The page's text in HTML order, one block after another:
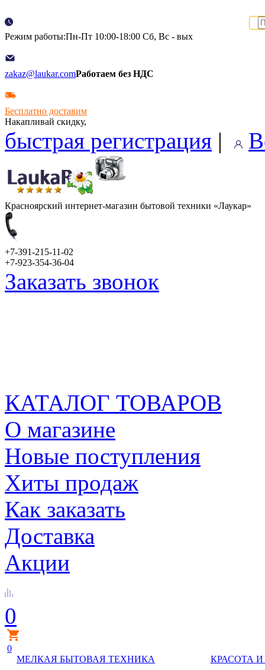
Режим работы:Пн-Пт 10:00-18:00 Сб, Вс - вых
zakaz@laukar.comРаботаем без НДС
Бесплатно доставим
Накапливай скидку,
быстрая регистрация |
Красноярский интернет-магазин бытовой техники «Лаукар»
+7-391-215-11-02
+7-923-354-36-04
Заказать звонок
КАТАЛОГ ТОВАРОВ
О магазине
Новые поступления
Хиты продаж
Как заказать
Доставка
Акции
0
0
МЕЛКАЯ БЫТОВАЯ ТЕХНИКА
КРАСОТА И